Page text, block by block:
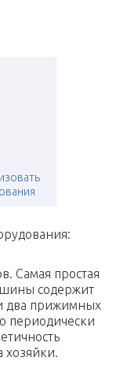
Самая простая
содержит
два прижимных
периодически
хозяйки.